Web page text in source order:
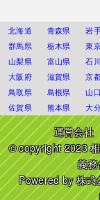
北海道 青森県 岩
群馬県
栃木県 東
山梨県
富山県 石
大阪府
滋賀県 京
鳥取県
島根県 山
佐賀県
熊本県 大
運営会社
© copyright 2023
義
Powered by株式